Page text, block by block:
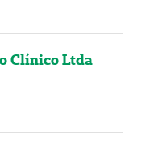
Clínico Ltda